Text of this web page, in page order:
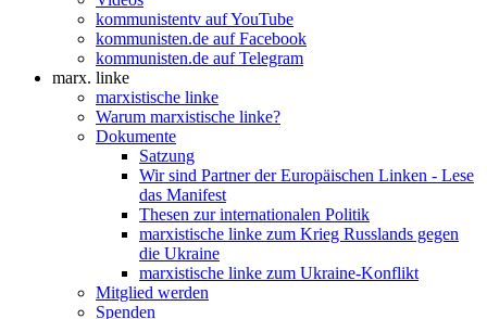
kommunistentv auf YouTube
kommunisten.de auf Facebook
kommunisten.de auf Telegram
marx. linke
marxistische linke
Warum marxistische linke?
Dokumente
Satzung
Wir sind Partner der Europäischen Linken - Lese
das Manifest
Thesen zur internationalen Politik
marxistische linke zum Krieg Russlands gegen
die Ukraine
marxistische linke zum Ukraine-Konflikt
Mitglied werden
Spenden